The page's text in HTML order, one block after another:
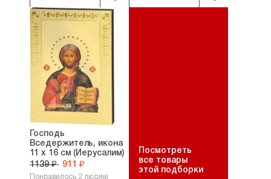
Господь
Вседержитель, икона
11 х 16 см (Иерусалим)
1139 ₽ 911 ₽
Понравилось 2 людям
Посмотреть
все товары
этой подборки